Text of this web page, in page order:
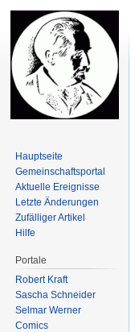
Hauptseite
Gemeinschafts­portal
Aktuelle Ereignisse
Letzte Änderungen
Zufälliger Artikel
Hilfe
Portale
Robert Kraft
Sascha Schneider
Selmar Werner
Comics